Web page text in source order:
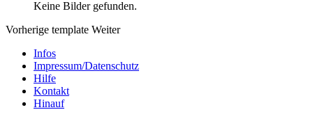
Keine Bilder gefunden.
Vorherige template Weiter
Infos
Impressum/Datenschutz
Hilfe
Kontakt
Hinauf